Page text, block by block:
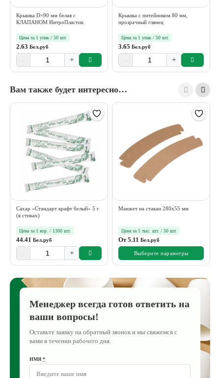
Крышка D=90 мм белая с
КЛАПАНОМ ИнтроПластик
Цена за 1 упак / 50 шт.
2.63 Бел.руб
- +
Крышка с питейником 80 мм,
прозрачный глянец
Цена за 1 упак / 50 шт.
3.65 Бел.руб
- +
Вам также будет интересно…
Сахар «Стандарт крафт белый» 5 г
(в стиках)
Цена за 1 кор. / 1300 шт.
44.41 Бел.руб
- +
Манжет на стакан 280х55 мм
Цена за 1 тыс. шт. / 50 шт.
От5.11 Бел.руб
Выберите параметры
Менеджер всегда готов ответить на
ваши вопросы!
Оставьте заявку на обратный звонок и мы свяжемся с
вами в течении рабочего дня.
ИМЯ *